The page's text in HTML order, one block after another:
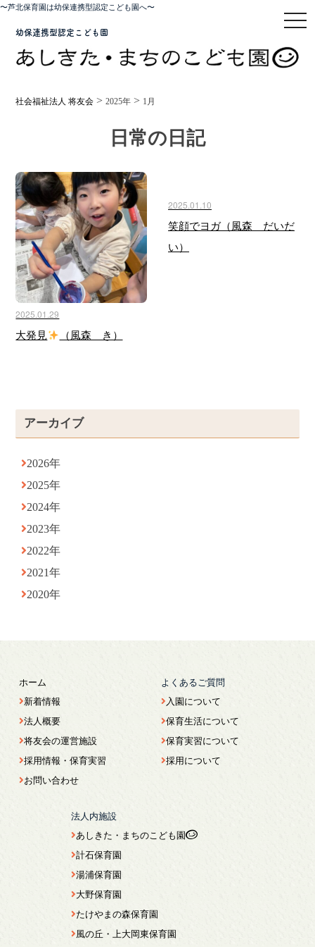
〜芦北保育園は幼保連携型認定こども園へ〜
幼保連携型認定こども園
社会福祉法人 将友会 >2025年 > 1月
日常の日記
アーカイブ
2026年
2025年
2024年
2023年
2022年
2021年
2020年
2025.01.29
大発見 （風森 き）
2025.01.10
笑顔でヨガ（風森 だいだ
い）
ホーム
新着情報
法人概要
将友会の運営施設
採用情報・保育実習
お問い合わせ
よくあるご質問
入園について
保育生活について
保育実習について
採用について
法人内施設
あしきた・まちのこども園
計石保育園
湯浦保育園
大野保育園
たけやまの森保育園
風の丘・上大岡東保育園